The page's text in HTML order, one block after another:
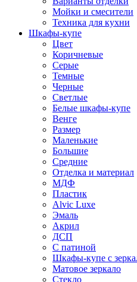
Мойки и смесители
Техника для кухни
Шкафы-купе
Цвет
Коричневые
Серые
Темные
Черные
Светлые
Белые шкафы-купе
Венге
Размер
Маленькие
Большие
Средние
Отделка и материал
МДФ
Пластик
Alvic Luxe
Эмаль
Акрил
ДСП
С патиной
Шкафы-купе с
Матовое зеркало
Стекло